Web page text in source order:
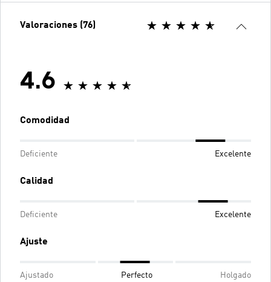
Valoraciones (76)
4.6
Comodidad
Deficiente Excelente
Calidad
Deficiente Excelente
Ajuste
Ajustado Perfecto Holgado